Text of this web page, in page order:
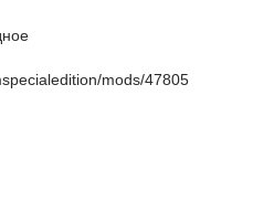
mods/47805